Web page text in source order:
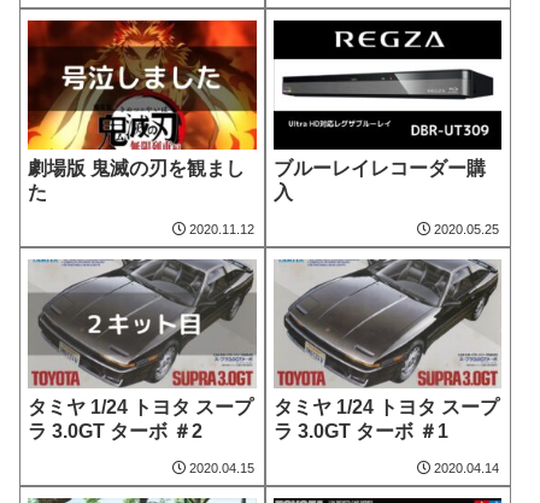
劇場版 鬼滅の刃を観まし
た
2020.11.12
ブルーレイレコーダー購
入
2020.05.25
タミヤ 1/24 トヨタ スープ
ラ 3.0GT ターボ ＃2
2020.04.15
タミヤ 1/24 トヨタ スープ
ラ 3.0GT ターボ ＃1
2020.04.14